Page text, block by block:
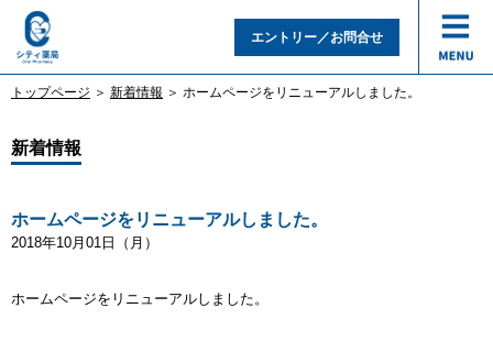
エントリー／お問合せ
企業情報
トップページ ＞ 新着情報 ＞ ホームページをリニューアルしました。
新着情報
ホームページをリニューアルしました。
2018年10月01日（月）
ホームページをリニューアルしました。